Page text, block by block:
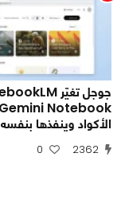
الأكواد وينفذها بنفسه
2362
0